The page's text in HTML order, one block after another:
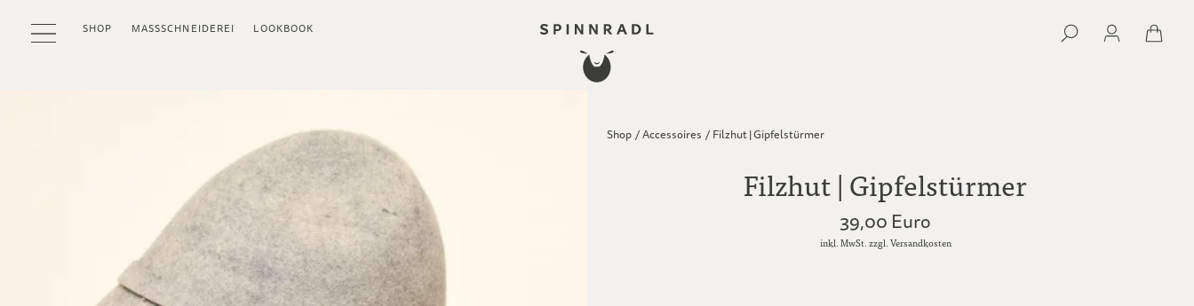
SHOP MASSSCHNEIDEREI LOOKBOOK
Shop /Accessoires / Filzhut | Gipfelstürmer
Filzhut | Gipfelstürmer
39,00 Euro
inkl. MwSt. zzgl. Versandkosten